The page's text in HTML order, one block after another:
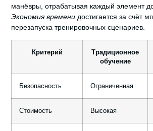
манёвры, отрабатывая каждый элемент
Экономия времени достигается за счёт
перезапуска тренировочных сценариев.
Критерий
Традиционное
обучение
Безопасность Ограниченная
Стоимость Высокая